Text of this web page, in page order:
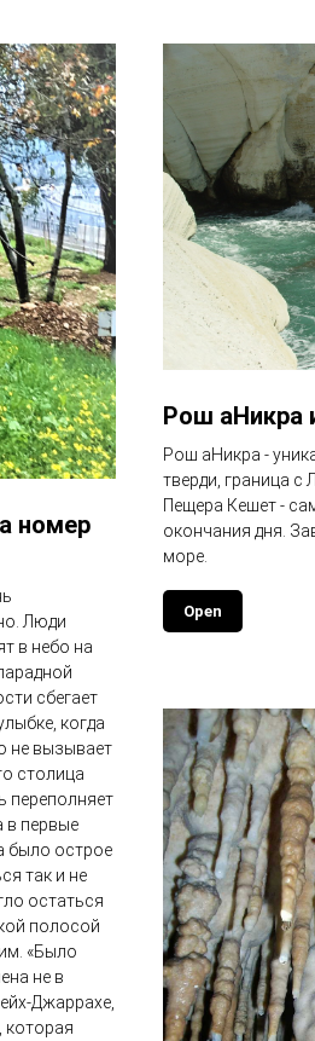
номер
Люди
в небо на
сбегает
когда
не вызывает
столица
переполняет
в первые
было острое
так и не
остаться
полосой
«Было
не в
Джаррахе,
которая
Рош аНикра
Рош аНикра -
тверди, граница с
Пещера Кешет -
окончания дня.
море.
Open